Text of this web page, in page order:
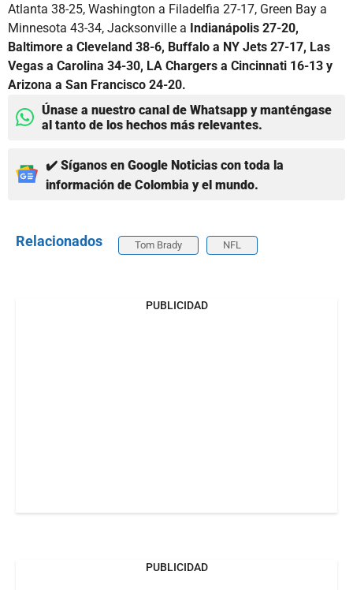
Atlanta 38-25, Washington a Filadelfia 27-17, Green Bay a
Minnesota 43-34, Jacksonville a Indianápolis 27-20,
Baltimore a Cleveland 38-6, Buffalo a NY Jets 27-17, Las
Vegas a Carolina 34-30, LA Chargers a Cincinnati 16-13 y
Arizona a San Francisco 24-20.
Únase a nuestro canal de Whatsapp y manténgase
al tanto de los hechos más relevantes.
✔️ Síganos en Google Noticias con toda la
información de Colombia y el mundo.
Relacionados Tom Brady NFL
PUBLICIDAD
PUBLICIDAD